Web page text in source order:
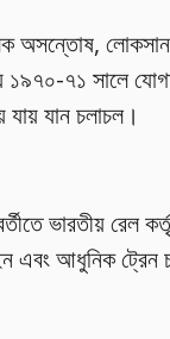
অসন্তোষ, লোকসান,
১৯৭০-৭১ সালে
যায় যান চলাচল।
ভারতীয় রেল
এবং আধুনিক ট্রেন